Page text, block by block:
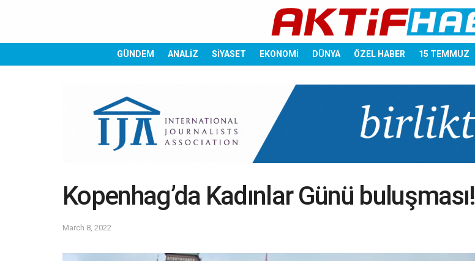
GÜNDEM ANALİZ SİYASET EKONOMİ DÜNYA ÖZEL HABER 15 TEMMUZ
Kopenhag’da Kadınlar Günü buluşması!
March 8, 2022